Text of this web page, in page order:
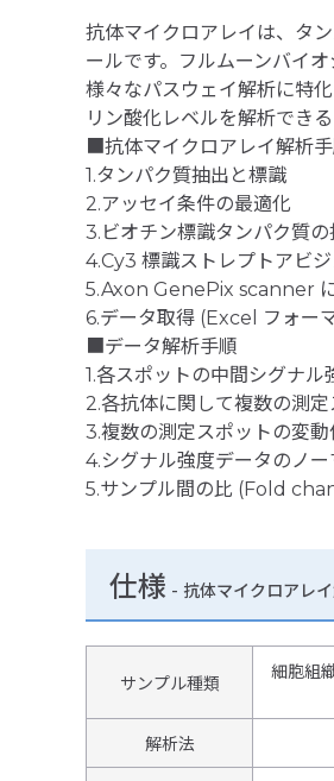
抗体マイクロアレイは、タ
ールです。フルムーンバイ
様々なパスウェイ解析に特
リン酸化レベルを解析でき
■抗体マイクロアレイ解析
1.タンパク質抽出と標識
2.アッセイ条件の最適化
3.ビオチン標識タンパク質
4.Cy3 標識ストレプトアビ
5.Axon GenePix scanner
6.データ取得 (Excel フォー
■データ解析手順
1.各スポットの中間シグナ
2.各抗体に関して複数の測
3.複数の測定スポットの変
4.シグナル強度データのノー
5.サンプル間の比 (Fold
仕様 - 抗体マイクロアレ
サンプル種類
細胞組
解析法